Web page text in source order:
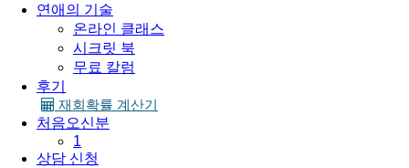
연애의 기술
온라인 클래스
시크릿 북
무료 칼럼
후기
재회확률 계산기
처음오신분
1
상담 신청